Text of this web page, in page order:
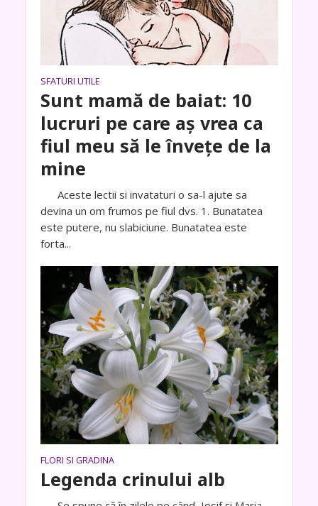
SFATURI UTILE
Sunt mamă de baiat: 10
lucruri pe care aș vrea ca
fiul meu să le învețe de la
mine
Aceste lectii si invataturi o sa-l ajute sa
devina un om frumos pe fiul dvs. 1. Bunatatea
este putere, nu slabiciune. Bunatatea este
forta...
FLORI SI GRADINA
Legenda crinului alb